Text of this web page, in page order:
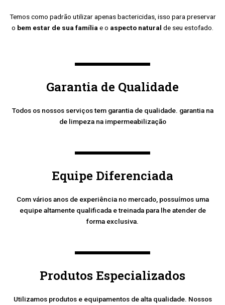
Temos como padrão utilizar apenas bactericidas, isso para preservar
o bem estar de sua família e o aspecto natural de seu estofado.
Garantia de Qualidade
Todos os nossos serviços tem garantia de qualidade. garantia na
de limpeza na impermeabilização
Equipe Diferenciada
Com vários anos de experiência no mercado, possuímos uma
equipe altamente qualificada e treinada para lhe atender de
forma exclusiva.
Produtos Especializados
Utilizamos produtos e equipamentos de alta qualidade. Nossos